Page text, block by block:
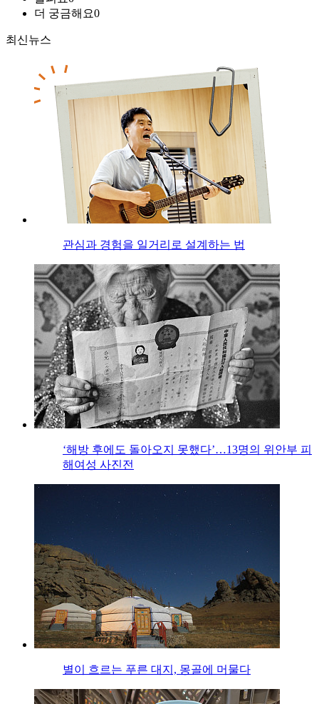
더 궁금해요0
최신뉴스
관심과 경험을 일거리로 설계하는 법
‘해방 후에도 돌아오지 못했다’…13명의 위안부 피
해여성 사진전
별이 흐르는 푸른 대지, 몽골에 머물다